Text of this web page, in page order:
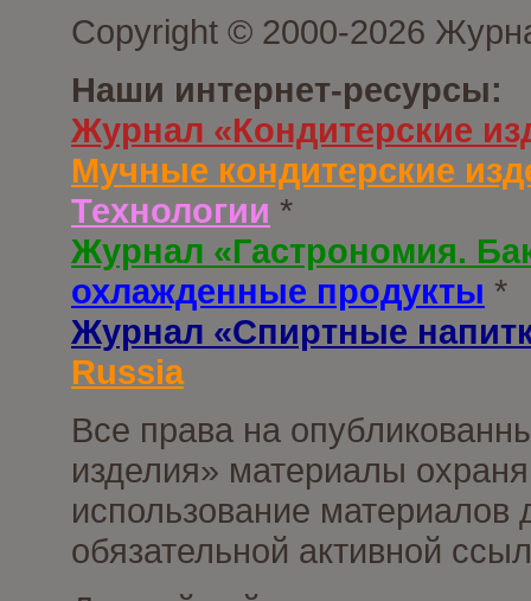
Copyright © 2000-2026
Наши интернет-ресурсы:
Журнал «Кондитерские
Мучные кондитерские
Технологии *
Журнал «Гастрономия.
охлажденные продукты *
Журнал «Спиртные
Russia
Все права на
изделия» материалы
использование материалов
обязательной активной